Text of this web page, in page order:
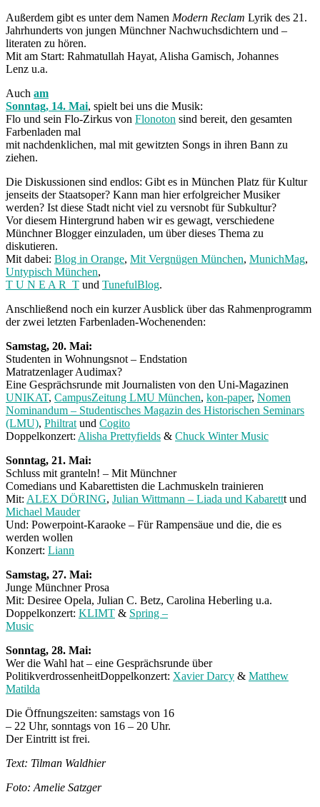
Außerdem gibt es unter dem Namen Modern Reclam Lyrik des 21.
Jahrhunderts von jungen Münchner Nachwuchsdichtern und –
literaten zu hören.
Mit am Start: Rahmatullah Hayat, Alisha Gamisch, Johannes
Lenz u.a.
Auch am
Sonntag, 14. Mai, spielt bei uns die Musik:
Flo und sein Flo-Zirkus von Flonoton sind bereit, den gesamten
Farbenladen mal
mit nachdenklichen, mal mit gewitzten Songs in ihren Bann zu
ziehen.
Die Diskussionen sind endlos: Gibt es in München Platz für Kultur
jenseits der Staatsoper? Kann man hier erfolgreicher Musiker
werden? Ist diese Stadt nicht viel zu versnobt für Subkultur?
Vor diesem Hintergrund haben wir es gewagt, verschiedene
Münchner Blogger einzuladen, um über dieses Thema zu
diskutieren.
Mit dabei: Blog in Orange, Mit Vergnügen München, MunichMag,
Untypisch München,
T U N E A R T und TunefulBlog.
Anschließend noch ein kurzer Ausblick über das Rahmenprogramm
der zwei letzten Farbenladen-Wochenenden:
Samstag, 20. Mai:
Studenten in Wohnungsnot – Endstation
Matratzenlager Audimax?
Eine Gesprächsrunde mit Journalisten von den Uni-Magazinen
UNIKAT, CampusZeitung LMU München, kon-paper, Nomen
Nominandum – Studentisches Magazin des Historischen Seminars
(LMU), Philtrat und Cogito
Doppelkonzert: Alisha Prettyfields & Chuck Winter Music
Sonntag, 21. Mai:
Schluss mit granteln! – Mit Münchner
Comedians und Kabarettisten die Lachmuskeln trainieren
Mit: ALEX DÖRING, Julian Wittmann – Liada und Kabarettt und
Michael Mauder
Und: Powerpoint-Karaoke – Für Rampensäue und die, die es
werden wollen
Konzert: Liann
Samstag, 27. Mai:
Junge Münchner Prosa
Mit: Desiree Opela, Julian C. Betz, Carolina Heberling u.a.
Doppelkonzert: KLIMT & Spring –
Music
Sonntag, 28. Mai:
Wer die Wahl hat – eine Gesprächsrunde über
PolitikverdrossenheitDoppelkonzert: Xavier Darcy & Matthew
Matilda
Die Öffnungszeiten: samstags von 16
– 22 Uhr, sonntags von 16 – 20 Uhr.
Der Eintritt ist frei.
Text: Tilman Waldhier
Foto: Amelie Satzger